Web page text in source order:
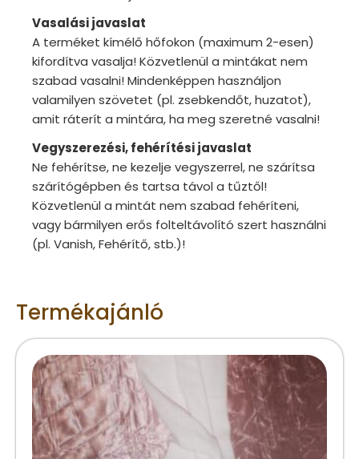
Vasalási javaslat
A terméket kímélő hőfokon (maximum 2-esen)
kifordítva vasalja! Közvetlenül a mintákat nem
szabad vasalni! Mindenképpen használjon
valamilyen szövetet (pl. zsebkendőt, huzatot),
amit ráterít a mintára, ha meg szeretné vasalni!
Vegyszerezési, fehérítési javaslat
Ne fehérítse, ne kezelje vegyszerrel, ne szárítsa
szárítógépben és tartsa távol a tűztől!
Közvetlenül a mintát nem szabad fehéríteni,
vagy bármilyen erős folteltávolító szert használni
(pl. Vanish, Fehérítő, stb.)!
Termékajánló